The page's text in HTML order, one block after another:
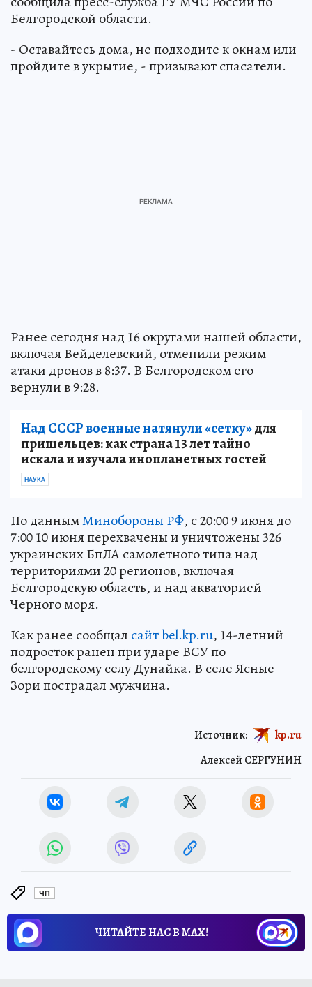
Белгородской области.
- Оставайтесь дома, не подходите к окнам или
пройдите в укрытие, - призывают спасатели.
Ранее сегодня над 16 округами нашей области,
включая Вейделевский, отменили режим
атаки дронов в 8:37. В Белгородском его
вернули в 9:28.
Над СССР военные натянули «сетку»для
пришельцев: как страна 13 лет тайно
искала и изучала инопланетных гостей
НАУКА
По даннымМинобороны РФ, с 20:00 9 июня до
7:00 10 июня перехвачены и уничтожены 326
украинских БпЛА самолетного типа над
территориями 20 регионов, включая
Белгородскую область, и над акваторией
Черного моря.
Как ранее сообщал сайт bel.kp.ru, 14-летний
подросток ранен при ударе ВСУ по
белгородскому селу Дунайка. В селе Ясные
Зори пострадал мужчина.
Алексей СЕРГУНИН
Источник: kp.ru
ЧП
ЧИТАЙТЕ НАС В МАХ!